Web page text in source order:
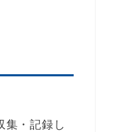
集・記録し